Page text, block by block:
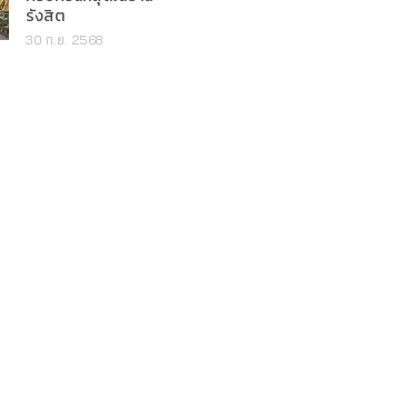
รังสิต
30 ก.ย. 2568